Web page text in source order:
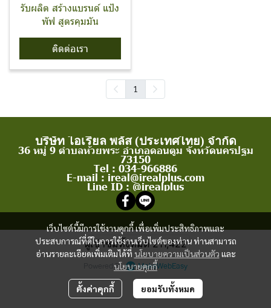
รับผลิต สร้างแบรนด์ แป้ง
พัฟ สูตรคุมมัน
ติดต่อเรา
1
เว็บไซต์นี้มีการใช้งานคุกกี้ เพื่อเพิ่มประสิทธิภาพและ
ประสบการณ์ที่ดีในการใช้งานเว็บไซต์ของท่าน ท่านสามารถ
อ่านรายละเอียดเพิ่มเติมได้ที่ นโยบายความเป็นส่วนตัว และ
นโยบายคุกกี้
ตั้งค่าคุกกี้ ยอมรับทั้งหมด
บริษัท ไอเรียล พลัส (ประเทศไทย) จำกัด
36 หมู่ 9 ตำบลห้วยพระ อำเภอดอนตูม จังหวัดนครปฐม
73150
Tel : 034-966886
E-mail : ireal@irealplus.com
Line ID : @irealplus
ผู้เข้าชมทั้งหมด211,422
Powered By MakeWebEasy